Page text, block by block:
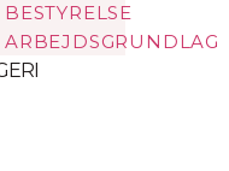
BESTYRELSE
ARBEJDSGRUNDLAG